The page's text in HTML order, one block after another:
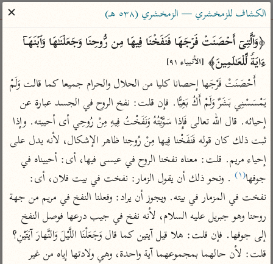
ساهم معنا في نشر القرآن والعلم الشرعي
الباحث القرآني
بحث تفسير
Type 2 or more characters for results.
Type 1 or more
characters for results.
أمّهات
تفسير الطبري
تفسير ابن كثير
تفسير القرطبي
تفسير البغوي
عامّة
فتح البيان للقنوجي
فتح القدير للشوكاني
تفسير ابن جزي
موسوعات
معاصرة
الميسر
المختصر في
التفسير
تفسير السعدي
أيسر التفاسير
الكشاف للزمخشري — الزمخشري (٥٣٨ هـ)
✕
ءَایَةࣰ لِّلۡعَـٰلَمِینَ﴾ [الأنبياء ٩١]
جوفها(١)
قلت: لأن حالهما بمجموعهما آية واحدة، وهي ولادتها إياه من غير